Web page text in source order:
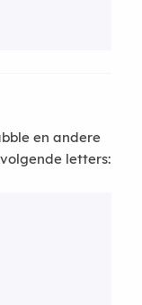
en andere
letters: